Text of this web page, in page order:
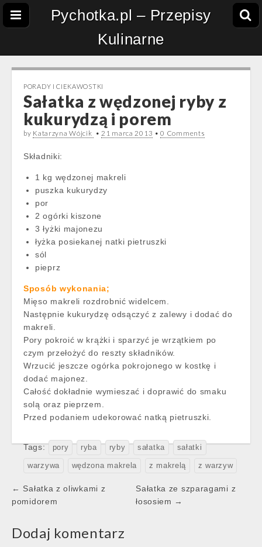
Pychotka.pl – Przepisy
Kulinarne
PORADY I CIEKAWOSTKI
Sałatka z wędzonej ryby z
kukurydzą i porem
by Katarzyna Wójcik •21 marca 2013 •0 Comments
Składniki:
1 kg wędzonej makreli
puszka kukurydzy
por
2 ogórki kiszone
3 łyżki majonezu
łyżka posiekanej natki pietruszki
sól
pieprz
Sposób wykonania;
Mięso makreli rozdrobnić widelcem.
Następnie kukurydzę odsączyć z zalewy i dodać do
makreli.
Pory pokroić w krążki i sparzyć je wrzątkiem po
czym przełożyć do reszty składników.
Wrzucić jeszcze ogórka pokrojonego w kostkę i
dodać majonez.
Całość dokładnie wymieszać i doprawić do smaku
solą oraz pieprzem.
Przed podaniem udekorować natką pietruszki.
Tags: pory ryba ryby sałatka sałatki
warzywa wędzona makrela z makrelą z warzyw
Post
navigation
← Sałatka z oliwkami z
pomidorem
Sałatka ze szparagami z
łososiem →
Dodaj komentarz